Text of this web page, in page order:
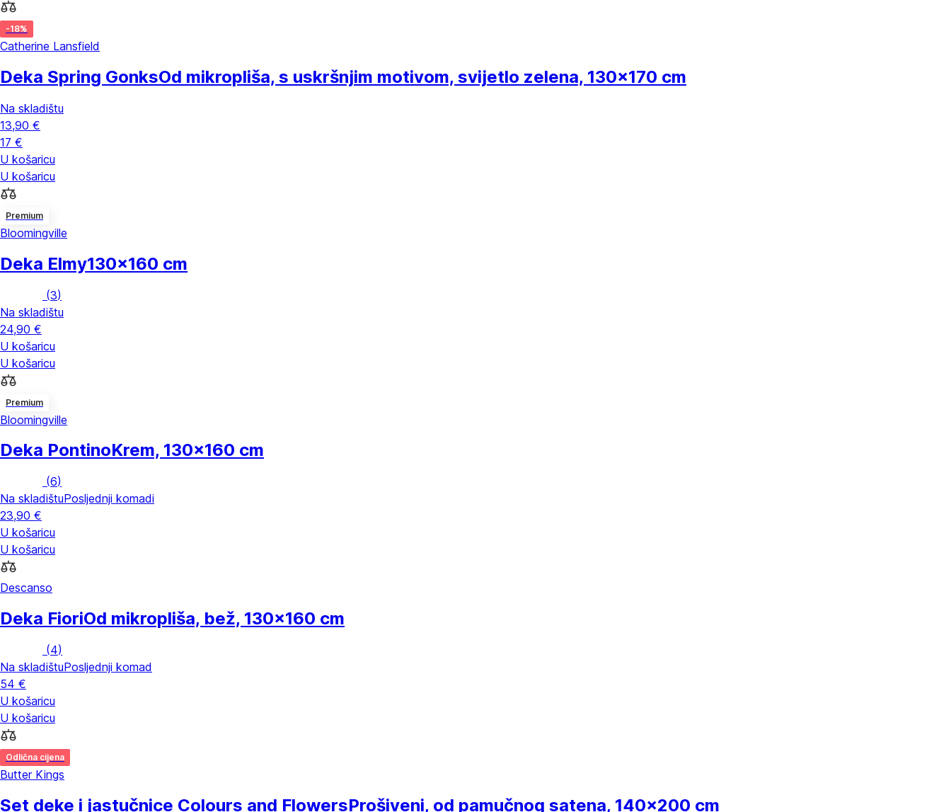
-18%
Catherine Lansfield
Deka Spring GonksOd mikropliša, s uskršnjim motivom, svijetlo zelena, 130x170 cm
Na skladištu
13,90 €
17 €
U košaricu
U košaricu
Premium
Bloomingville
Deka Elmy130x160 cm
(3)
Na skladištu
24,90 €
U košaricu
U košaricu
Premium
Bloomingville
Deka PontinoKrem, 130x160 cm
(6)
Na skladištuPosljednji komadi
23,90 €
U košaricu
U košaricu
Descanso
Deka FioriOd mikropliša, bež, 130x160 cm
(4)
Na skladištuPosljednji komad
54 €
U košaricu
U košaricu
Odlična cijena
Butter Kings
Set deke i jastučnice Colours and FlowersProšiveni, od pamučnog satena, 140x200 cm